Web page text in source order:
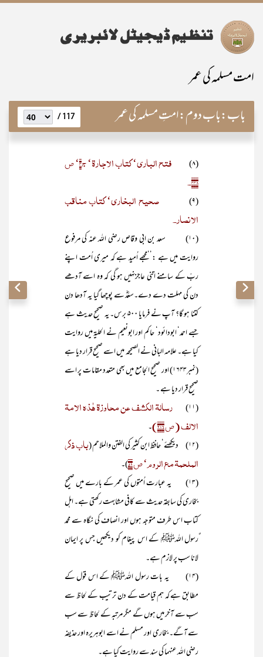
امت مسلمہ کی عمر
باب:باب دوم:امتِ مسلمہ کی عمر 117 /
(۸)
فتح الباری‘ کتاب الاجارۃ‘ ج۴‘ ص
۴۴۸۔
(۹)
صحیح البخاری‘ کتاب مناقب
الانصار۔
(۱۰) سعد بن ابی وقاص رضی اللہ عنہ کی مرفوع
روایت میں ہے :’’مجھے اُمید ہے کہ میری اُمت اپنے
ربّ کے سامنے اتنی عاجزنہیں ہو گی کہ وہ اسے آدھے
دن کی مہلت دے دے۔سعدؓ سے پوچھا گیا یہ آدھا دن
کتنا ہو گا؟ آپ نے فرمایا ۵۰۰ برس۔ یہ صحیح حدیث ہے
جسے احمد‘ ابودائود‘ حاکم اور ابونعیم نے الحلیۃ میں روایت
کیا ہے۔ علامہ البانی نے الصحیحہ میں اسے صحیح قرار دیا ہے
(نمبر۱۶۴۳) اور صحیح الجامع میں بھی متعدد مقامات پر اسے
صحیح قرار دیا ہے ۔
(۱۱)
رسالۃ الکشف عن محاوزۃ ھٰذہ الامۃ
الالف (ص ۲۰۶)
۔
(۱۲) دیکھئے‘ حافظ ابن کثیر کی الفتن والملاحم (
باب ذکر
الملحمۃ مع الروم‘ ص ۵۱ )۔
(۱۳) یہ عبارت اُمتوں کی عمر کے بارے میں صحیح
بخاری کی سابقہ حدیث سے کافی مشابہت رکھتی ہے۔ اہل
کتاب اس طرف متوجہ ہوں اور انصاف کی نگاہ سے محمد
ٌرسول اللہﷺ کے اس پیغام کو دیکھیں جس پر ایمان
لانا سب پر لازم ہے۔
(۱۴) یہ بات رسول اللہﷺ کے اس قول کے
مطابق ہے کہ ہم قیامت کے دن ترتیب کے لحاظ سے
سب سے آخر میں ہوں گے مگر مرتبہ کے لحاظ سے سب
سے آگے۔ بخاری اور مسلم نے اسے ابوہریرہ اور حذیفہ
رضی اللہ عنہما کی سند سے روایت کیا ہے۔